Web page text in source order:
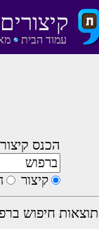
עמוד הבית
הכנס
קיצור
תוצאות חיפוש